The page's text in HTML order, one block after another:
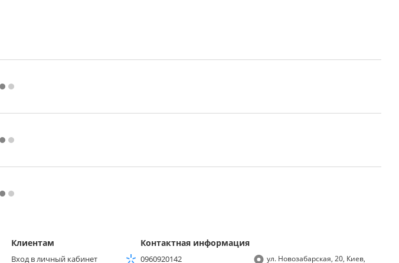
Клиентам
Вход в личный кабинет
Контактная информация
0960920142
ул. Новозабарская, 20, Киев,